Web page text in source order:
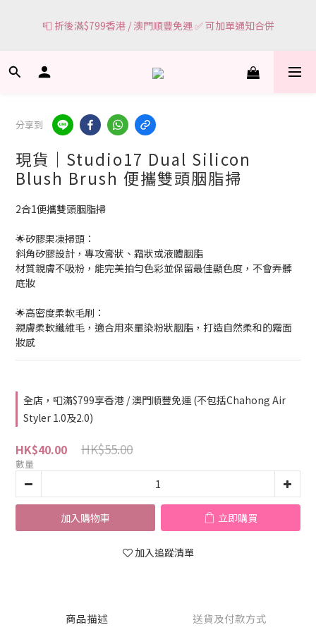
2
1
分享到
現貨｜Studio17 Dual Silicon
Blush Brush 便攜雙頭胭脂掃
2合1便攜雙頭胭脂掃
🌟矽膠果凍掃頭：
斜角矽膠設計，專攻膏狀、霜狀或液體胭脂
材質親膚不吸粉，能完美拍勻色彩並保留最佳顯色度，不會弄髒
底妝
🌟高密度柔軟毛刷：
親膚柔軟纖維毛，適合用來暈染粉狀胭脂，打造自然柔和的霧面
妝感
全店，📮滿$799享香港 / 澳門順豐免運 (不包括Chahong Air
Styler 1.0及2.0)
HK$40.00 HK$55.00
數量
加入購物車 立即購買
加入追蹤清單
商品描述 送貨及付款方式